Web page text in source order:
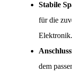
Stabile
für die
Elektronik.
dem